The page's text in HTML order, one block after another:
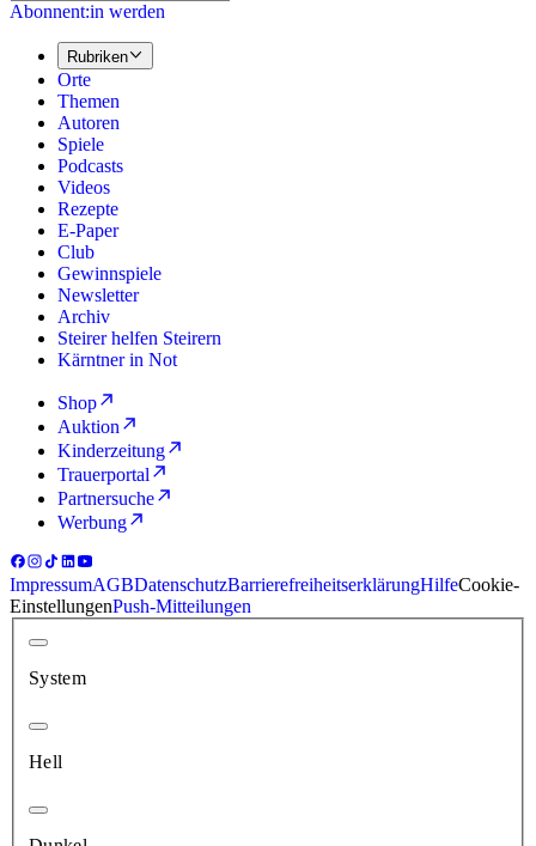
Abonnent:in werden
Rubriken
Orte
Themen
Autoren
Spiele
Podcasts
Videos
Rezepte
E-Paper
Club
Gewinnspiele
Newsletter
Archiv
Steirer helfen Steirern
Kärntner in Not
Shop
Auktion
Kinderzeitung
Trauerportal
Partnersuche
Werbung
ImpressumAGBDatenschutzBarrierefreiheitserklärungHilfeCookie-
EinstellungenPush-Mitteilungen
System
Hell